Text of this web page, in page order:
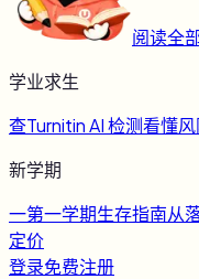
阅读全
学业求生
查Turnitin AI 检测看懂
新学期
一第一学期生存指南从
定价
登录免费注册